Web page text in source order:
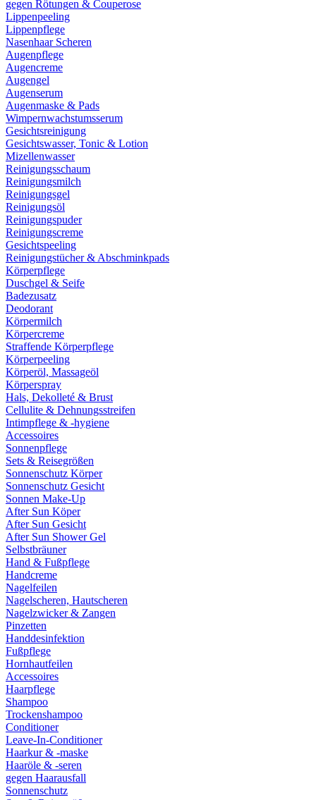
gegen Rötungen & Couperose
Lippenpeeling
Lippenpflege
Nasenhaar Scheren
Augenpflege
Augencreme
Augengel
Augenserum
Augenmaske & Pads
Wimpernwachstumsserum
Gesichtsreinigung
Gesichtswasser, Tonic & Lotion
Mizellenwasser
Reinigungsschaum
Reinigungsmilch
Reinigungsgel
Reinigungsöl
Reinigungspuder
Reinigungscreme
Gesichtspeeling
Reinigungstücher & Abschminkpads
Körperpflege
Duschgel & Seife
Badezusatz
Deodorant
Körpermilch
Körpercreme
Straffende Körperpflege
Körperpeeling
Körperöl, Massageöl
Körperspray
Hals, Dekolleté & Brust
Cellulite & Dehnungsstreifen
Intimpflege & -hygiene
Accessoires
Sonnenpflege
Sets & Reisegrößen
Sonnenschutz Körper
Sonnenschutz Gesicht
Sonnen Make-Up
After Sun Köper
After Sun Gesicht
After Sun Shower Gel
Selbstbräuner
Hand & Fußpflege
Handcreme
Nagelfeilen
Nagelscheren, Hautscheren
Nagelzwicker & Zangen
Pinzetten
Handdesinfektion
Fußpflege
Hornhautfeilen
Accessoires
Haarpflege
Shampoo
Trockenshampoo
Conditioner
Leave-In-Conditioner
Haarkur & -maske
Haaröle & -seren
gegen Haarausfall
Sonnenschutz